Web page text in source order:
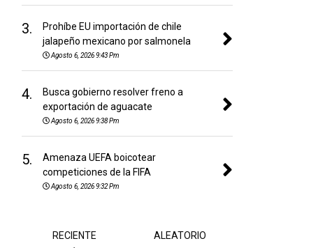
3.
Prohíbe EU importación de chile
jalapeño mexicano por salmonela
Agosto 6, 2026 9:43 Pm
4.
Busca gobierno resolver freno a
exportación de aguacate
Agosto 6, 2026 9:38 Pm
5.
Amenaza UEFA boicotear
competiciones de la FIFA
Agosto 6, 2026 9:32 Pm
RECIENTE ALEATORIO